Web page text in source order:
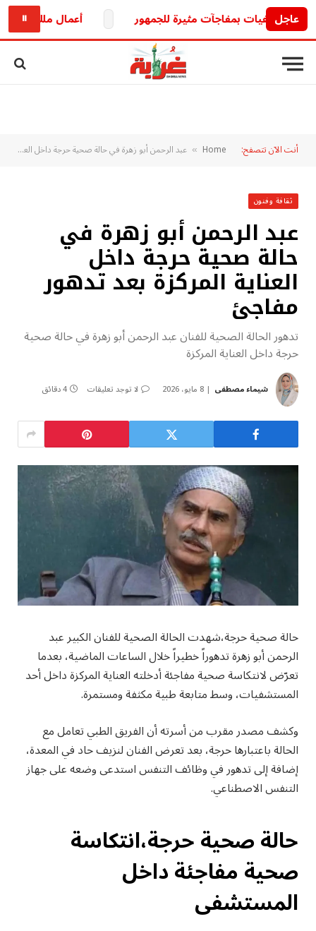
عاجلبمفاجآت مثيرة للجمهور أعمال ملك أحمد زاهر
⏸
أنت الآن تتصفح: Home
» عبد الرحمن أبو زهرة في حالة صحية حرجة داخل العناية المركزة بعد تدهور مفاجئ
ثقافة وفنون
عبد الرحمن أبو زهرة في
حالة صحية حرجة داخل
العناية المركزة بعد تدهور
مفاجئ
تدهور الحالة الصحية للفنان عبد الرحمن أبو زهرة في حالة صحية
حرجة داخل العناية المركزة
شيماء مصطفى 8 مايو، 2026 لا توجد تعليقات 4 دقائق
حالة صحية حرجة،شهدت الحالة الصحية للفنان الكبير عبد
الرحمن أبو زهرة تدهوراً خطيراً خلال الساعات الماضية، بعدما
تعرّض لانتكاسة صحية مفاجئة أدخلته العناية المركزة داخل أحد
المستشفيات، وسط متابعة طبية مكثفة ومستمرة.
وكشف مصدر مقرب من أسرته أن الفريق الطبي تعامل مع
الحالة باعتبارها حرجة، بعد تعرض الفنان لنزيف حاد في المعدة،
إضافة إلى تدهور في وظائف التنفس استدعى وضعه على جهاز
التنفس الاصطناعي.
حالة صحية حرجة،انتكاسة
صحية مفاجئة داخل
المستشفى